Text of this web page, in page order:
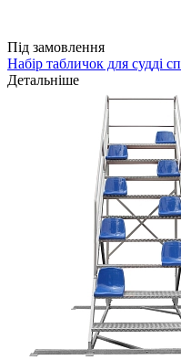
Під замовлення
Набір табличок для судді
Детальніше